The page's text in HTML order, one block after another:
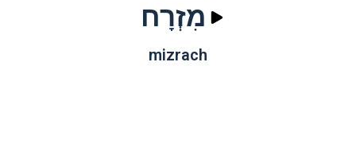
מִזְרָח
mizrach